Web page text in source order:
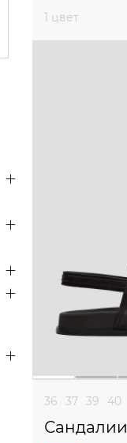
1 цвет
36 37 39 40
Сандалии